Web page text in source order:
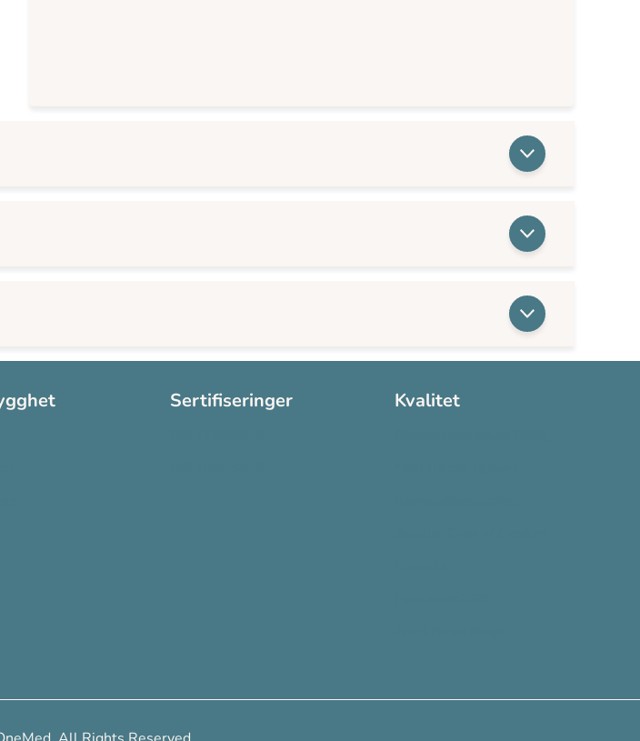
Sertifiseringer Kvalitet